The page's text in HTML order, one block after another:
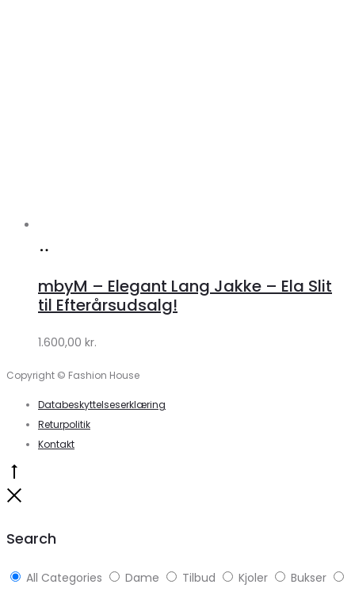
Lykke
Lykke
mbyM – Elegant Lang Jakke – Ela Slit
til Efterårsudsalg!
1.600,00 kr.
Copyright © Fashion House
Databeskyttelseserklæring
Returpolitik
Kontakt
Search
All Categories Dame Tilbud Kjoler
Bukser